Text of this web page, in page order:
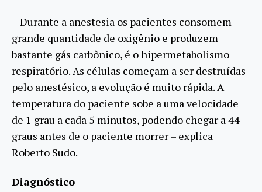
– Durante a anestesia os pacientes consomem
grande quantidade de oxigênio e produzem
bastante gás carbônico, é o hipermetabolismo
respiratório. As células começam a ser destruídas
pelo anestésico, a evolução é muito rápida. A
temperatura do paciente sobe a uma velocidade
de 1 grau a cada 5 minutos, podendo chegar a 44
graus antes de o paciente morrer – explica
Roberto Sudo.
Diagnóstico